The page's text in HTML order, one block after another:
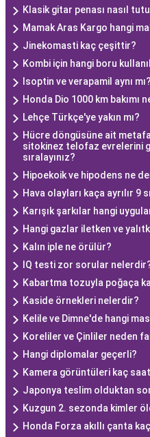
Klasik gitar penası nasıl
Mamak Aras Kargo hangi
Jinekomasti kaç çeşittir?
Kombi için hangi boru
Isoptin ve verapamil aynı mı?
Honda Dio 1000 km bakımı
Lehçe Türkçe'ye yakın mı?
Hücre döngüsüne ait
sitokinez telofaz evrelerini
sıralayınız?
Hipoekoik ve hipodens ne
Hava olayları kaça ayrılır 9
Karışık şarkılar hangi
Hangi gazlar iletken ve
Kalın iple ne örülür?
IQ testi zor sorular
Kabartma tozuyla poğaça
Kaside örnekleri nelerdir?
Kelile ve Dimne'de hangi
Koreliler ve Çinliler neden
Hangi diplomalar geçerli?
Kamera görüntüleri kaç
Japonya teslim olduktan
Kuzgun 2. sezonda kimler
Honda Forza akıllı çanta